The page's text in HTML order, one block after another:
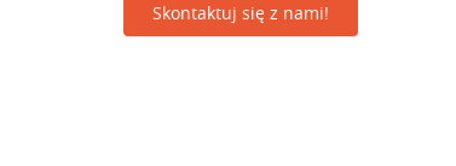
Skontaktuj się z nami!